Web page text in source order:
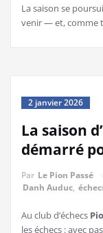
La saison se
venir — et, comme
2 janvier 2026
La saison
démarré
Par Le Pion Passé
Danh Auduc,
Au club d’échecs
les échecs : avec